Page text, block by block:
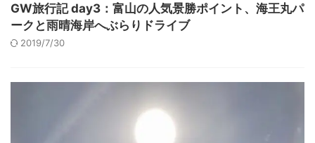
GW旅行記 day3：富山の人気景勝ポイント、海王丸パ
ークと雨晴海岸へぶらりドライブ
2019/7/30